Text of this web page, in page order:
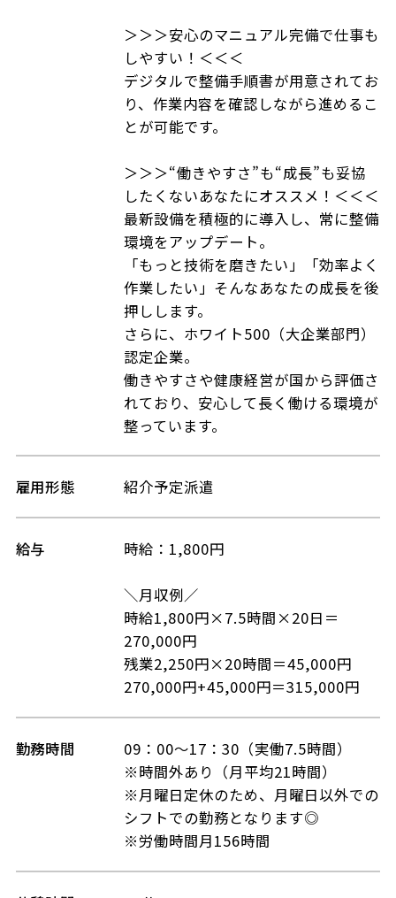
＞＞＞安心のマニュアル完備で仕事も
しやすい！＜＜＜
デジタルで整備手順書が用意されてお
り、作業内容を確認しながら進めるこ
とが可能です。
＞＞＞“働きやすさ”も“成長”も妥協
したくないあなたにオススメ！＜＜＜
最新設備を積極的に導入し、常に整備
環境をアップデート。
「もっと技術を磨きたい」「効率よく
作業したい」そんなあなたの成長を後
押しします。
さらに、ホワイト500（大企業部門）
認定企業。
働きやすさや健康経営が国から評価さ
れており、安心して長く働ける環境が
整っています。
雇用形態 紹介予定派遣
給与 時給：1,800円
＼月収例／
時給1,800円×7.5時間×20日＝
270,000円
残業2,250円×20時間＝45,000円
270,000円+45,000円＝315,000円
勤務時間
09：00～17：30（実働7.5時間）
※時間外あり（月平均21時間）
※月曜日定休のため、月曜日以外での
シフトでの勤務となります◎
※労働時間月156時間